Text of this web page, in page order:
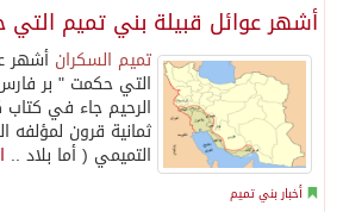
أشهر عوائل قبيلة بني تميم
تميم السكران أشهر
التي حكمت " بر
الرحيم جاء في كتاب
ثمانية قرون لمؤلفه
التميمي ( أما بلاد ..
أخبار بني تميم